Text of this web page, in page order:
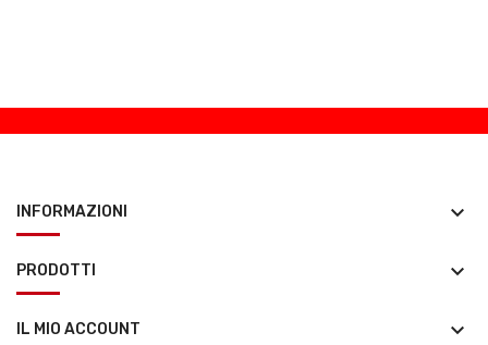
INFORMAZIONI keyboard_arrow_down
PRODOTTI keyboard_arrow_down
IL MIO ACCOUNT keyboard_arrow_down